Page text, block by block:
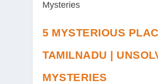
5 MYSTERIOUS
TAMILNADU |
MYSTERIES